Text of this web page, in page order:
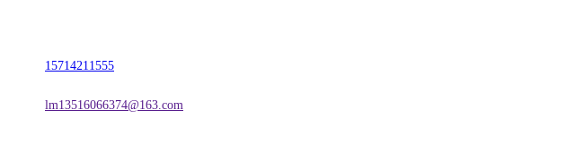
15714211555
lm13516066374@163.com